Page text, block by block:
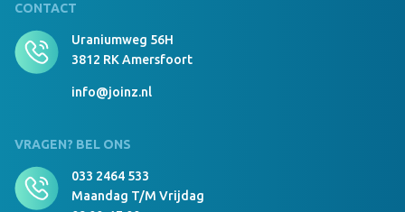
CONTACT
Uraniumweg 56H
3812 RK Amersfoort
info@joinz.nl
VRAGEN? BEL ONS
033 2464 533
Maandag T/m Vrijdag